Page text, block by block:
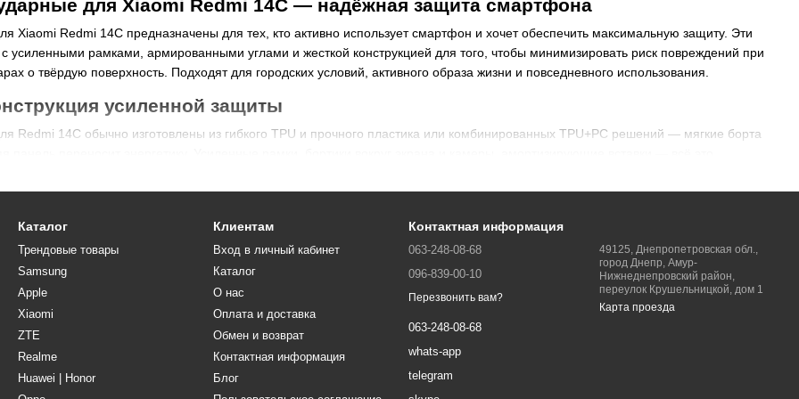
для Xiaomi Redmi 14C — надёжная защита смартфона
Xiaomi Redmi 14C предназначены для тех, кто активно использует смартфон и хочет обеспечить максимальную защиту. Эти
усиленными рамками, армированными углами и жесткой конструкцией для того, чтобы минимизировать риск повреждений при
о твёрдую поверхность. Подходят для городских условий, активного образа жизни и повседневного использования.
усиленной защиты
Redmi 14C обычно изготовлены из гибкого TPU и прочного пластика или комбинированных TPU+PC решений — мягкие борта
защитой платы и углов, модели Full Camera с усиленным блоком камер, версии с металлическими рамками, накладки с ребрами
Некоторые варианты имеют встроенную подставку, кольцо-держатель или нескользящее покрытие. Все рассчитаны на
посадку.
совместимость
совместимы с Xiaomi Redmi 14C — вы получите точные вырезы под кнопки, порты, камеру и динамики, не теряя
мешают беспроводной зарядке (если поддерживается), не увеличивают устройство сверх меры, но обеспечивают значительно
по сравнению с обычными накладками.
Каталог
Трендовые товары
Samsung
Apple
Xiaomi
ZTE
Realme
Huawei | Honor
Клиентам
Вход в личный кабинет
Каталог
О нас
Оплата и доставка
Обмен и возврат
Контактная информация
Блог
Контактная информация
063-248-08-68
096-839-00-10
Перезвонить вам?
063-248-08-68
whats-app
telegram
49125, Днепропетровская обл.,
город Днепр, Амур-
Нижнеднепровский район,
переулок Крушельницкой, дом 1
Карта проезда